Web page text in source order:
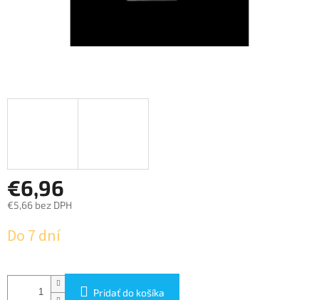
€6,96
€5,66 bez DPH
cena:
Do 7 dní
Pridať do košíka